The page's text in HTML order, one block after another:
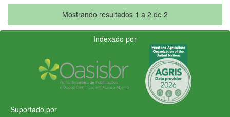
Mostrando resultados 1 a 2 de 2
Indexado por
Suportado por